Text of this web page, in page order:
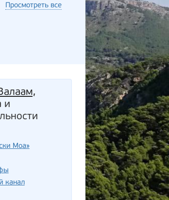
Просмотреть все
и
Моа»
канал